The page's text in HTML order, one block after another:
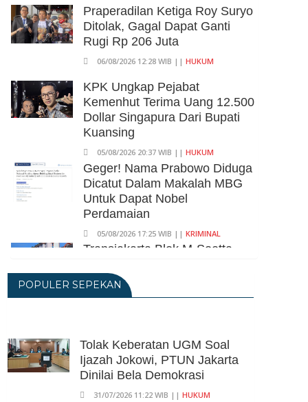
Praperadilan Ketiga Roy Suryo
Ditolak, Gagal Dapat Ganti
Rugi Rp 206 Juta
06/08/2026 12:28 WIB || HUKUM
KPK Ungkap Pejabat
Kemenhut Terima Uang 12.500
Dollar Singapura Dari Bupati
Kuansing
05/08/2026 20:37 WIB || HUKUM
Geger! Nama Prabowo Diduga
Dicatut Dalam Makalah MBG
Untuk Dapat Nobel
Perdamaian
05/08/2026 17:25 WIB || KRIMINAL
Transjakarta Blok M-Soetta
Transbandara, Tarif Dipatok
Rp15.000
Pengangguran Di Indonesia
Pada Mei 2026 Turun Jadi 7,22
Juta Orang
05/08/2026 13:45 WIB ||TENAGA KERJA
POPULER SEPEKAN
Tolak Keberatan UGM Soal
Ijazah Jokowi, PTUN Jakarta
Dinilai Bela Demokrasi
31/07/2026 11:22 WIB || HUKUM